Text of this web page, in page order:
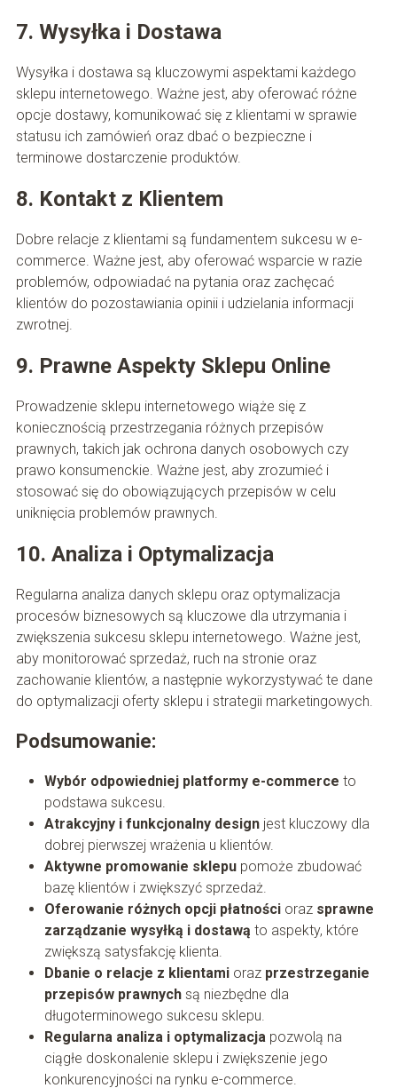
7. Wysyłka i Dostawa
Wysyłka i dostawa są kluczowymi aspektami każdego
sklepu internetowego. Ważne jest, aby oferować różne
opcje dostawy, komunikować się z klientami w sprawie
statusu ich zamówień oraz dbać o bezpieczne i
terminowe dostarczenie produktów.
8. Kontakt z Klientem
Dobre relacje z klientami są fundamentem sukcesu w e-
commerce. Ważne jest, aby oferować wsparcie w razie
problemów, odpowiadać na pytania oraz zachęcać
klientów do pozostawiania opinii i udzielania informacji
zwrotnej.
9. Prawne Aspekty Sklepu Online
Prowadzenie sklepu internetowego wiąże się z
koniecznością przestrzegania różnych przepisów
prawnych, takich jak ochrona danych osobowych czy
prawo konsumenckie. Ważne jest, aby zrozumieć i
stosować się do obowiązujących przepisów w celu
uniknięcia problemów prawnych.
10. Analiza i Optymalizacja
Regularna analiza danych sklepu oraz optymalizacja
procesów biznesowych są kluczowe dla utrzymania i
zwiększenia sukcesu sklepu internetowego. Ważne jest,
aby monitorować sprzedaż, ruch na stronie oraz
zachowanie klientów, a następnie wykorzystywać te dane
do optymalizacji oferty sklepu i strategii marketingowych.
Podsumowanie:
Wybór odpowiedniej platformy e-commerce to
podstawa sukcesu.
Atrakcyjny i funkcjonalny designjest kluczowy dla
dobrej pierwszej wrażenia u klientów.
Aktywne promowanie sklepupomoże zbudować
bazę klientów i zwiększyć sprzedaż.
Oferowanie różnych opcji płatnościoraz sprawne
zarządzanie wysyłką i dostawą to aspekty, które
zwiększą satysfakcję klienta.
Dbanie o relacje z klientamioraz przestrzeganie
przepisów prawnychsą niezbędne dla
długoterminowego sukcesu sklepu.
Regularna analiza i optymalizacja pozwolą na
ciągłe doskonalenie sklepu i zwiększenie jego
konkurencyjności na rynku e-commerce.